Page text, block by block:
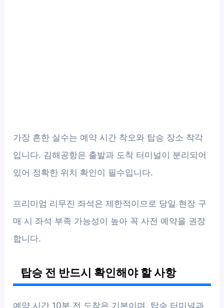
가장 흔한 실수는 예약 시간 착오와 탑승 장소 착각
입니다. 김해공항은 출발과 도착 터미널이 분리되어
있어 정확한 위치 확인이 필수입니다.
프리미엄 리무진 좌석은 제한적이므로 당일 현장 구
매 시 좌석 부족 가능성이 높아 꼭 사전 예약을 권장
합니다.
탑승 전 반드시 확인해야 할 사항
예약 시간 10분 전 도착은 기본이며, 탑승 터미널과